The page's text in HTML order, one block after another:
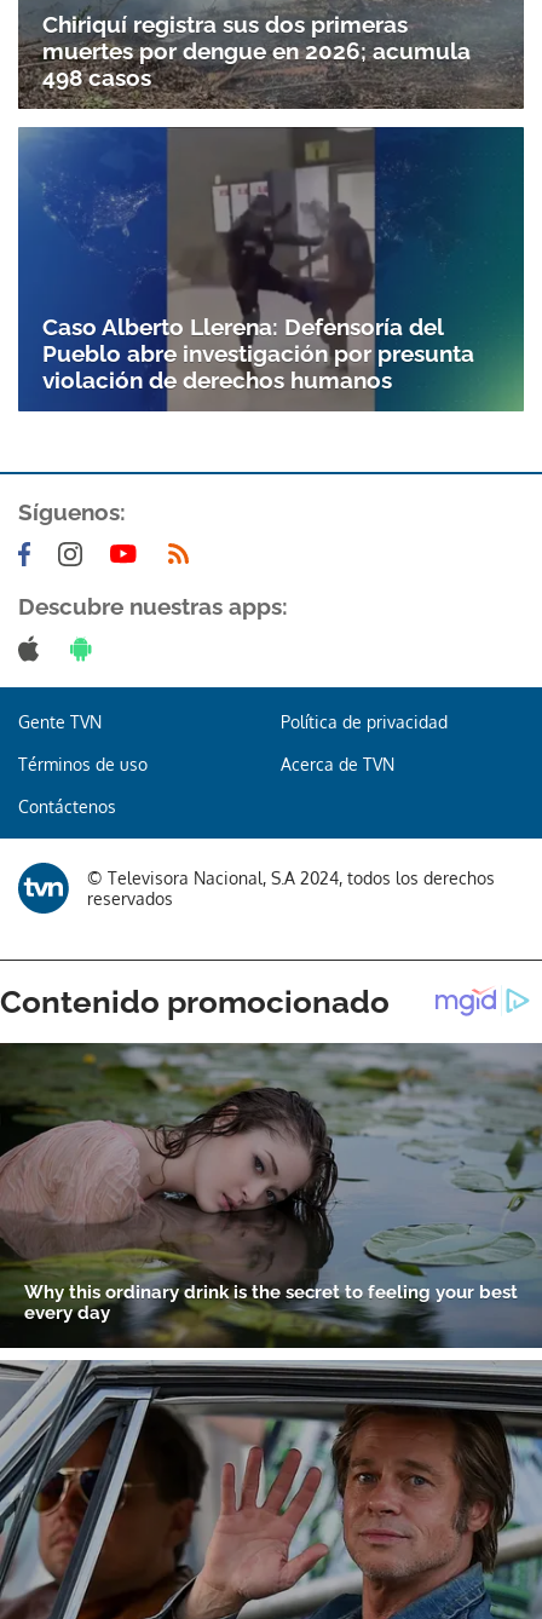
Chiriquí registra sus dos primeras
muertes por dengue en 2026; acumula
498 casos
Caso Alberto Llerena: Defensoría del
Pueblo abre investigación por presunta
violación de derechos humanos
Síguenos:
Descubre nuestras apps:
Gente TVN Política de privacidad
Términos de uso Acerca de TVN
Contáctenos
© Televisora Nacional, S.A 2024, todos los derechos
reservados